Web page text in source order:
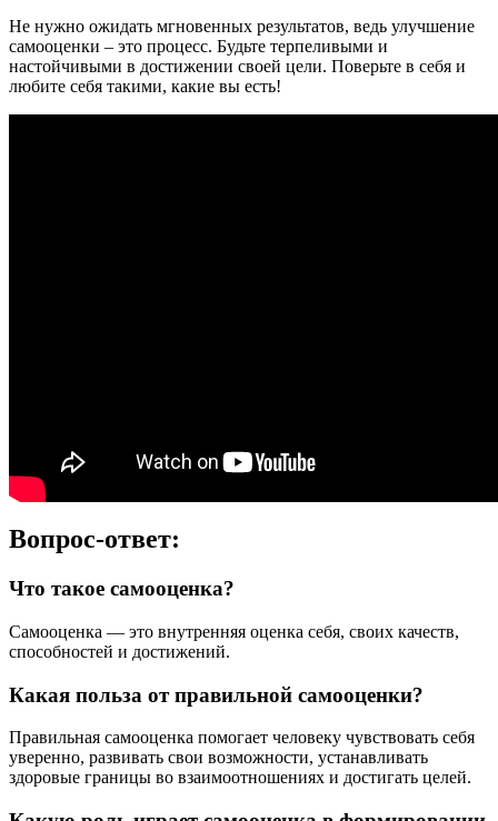
Не нужно ожидать мгновенных результатов, ведь улучшение
самооценки – это процесс. Будьте терпеливыми и
настойчивыми в достижении своей цели. Поверьте в себя и
любите себя такими, какие вы есть!
Вопрос-ответ:
Что такое самооценка?
Самооценка — это внутренняя оценка себя, своих качеств,
способностей и достижений.
Какая польза от правильной самооценки?
Правильная самооценка помогает человеку чувствовать себя
уверенно, развивать свои возможности, устанавливать
здоровые границы во взаимоотношениях и достигать целей.